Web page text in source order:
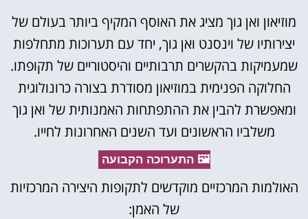
מוזיאון ואן גוך מציג את האוסף המקיף ביותר בעולם של
יצירותיו של וינסנט ואן גוך, יחד עם תערוכות מתחלפות
שמעמיקות בהקשרים תרבותיים והיסטוריים של תקופתו.
החלוקה הפנימית במוזיאון מסודרת בצורה כרונולוגית
ומאפשרת להבין את ההתפתחות האמנותית של ואן גוך
משלביו הראשונים ועד השנים האחרונות לחייו.
🖼️ התערוכה הקבועה
האולמות המרכזיים מוקדשים לתקופות היצירה המרכזיות
של האמן: